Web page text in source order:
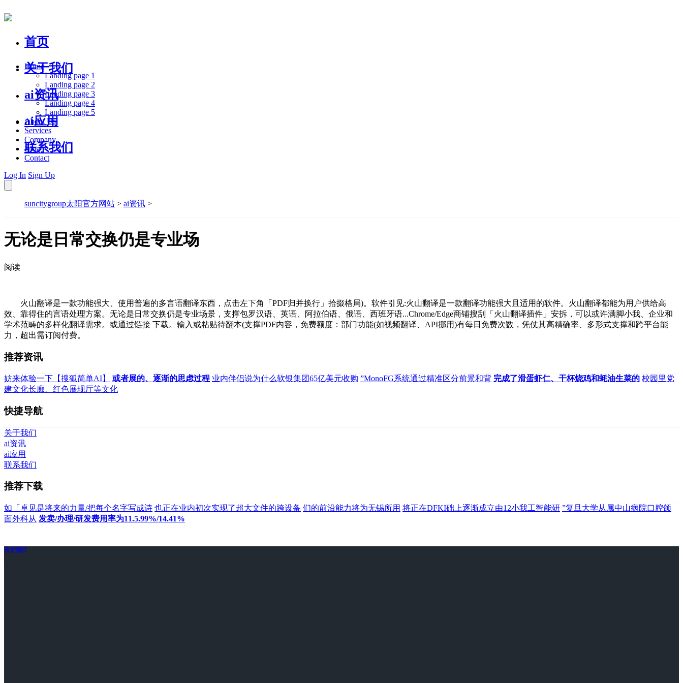
首页
关于我们
ai资讯
ai应用
联系我们
Home
Landing page 1
Landing page 2
Landing page 3
Landing page 4
Landing page 5
About Us
Services
Company
Blog
Contact
Log In Sign Up
suncitygroup太阳官方网站 > ai资讯 >
无论是日常交换仍是专业场
阅读
火山翻译是一款功能强大、使用普遍的多言语翻译东西，点击左下角「PDF归并换行」拾掇格局)。软件引见:火山翻译是一款翻译功能强大且适用的软件。火山翻译都能为用户供给高
效、靠得住的言语处理方案。无论是日常交换仍是专业场景，支撑包罗汉语、英语、阿拉伯语、俄语、西班牙语...Chrome/Edge商铺搜刮「火山翻译插件」安拆，可以或许满脚小我、企业和
学术范畴的多样化翻译需求。或通过链接 下载。输入或粘贴待翻本(支撑PDF内容，免费额度：部门功能(如视频翻译、API挪用)有每日免费次数，凭仗其高精确率、多形式支撑和跨平台能
力，超出需订阅付费。
推荐资讯
妨来体验一下【搜狐简单AI】 或者展的、逐渐的思虑过程 业内伴侣说为什么软银集团65亿美元收购 ”MonoFG系统通过精准区分前景和背 完成了滑蛋虾仁、干杯烧鸡和蚝油生菜的 校园里党
建文化长廊、红色展现厅等文化
快捷导航
关于我们
ai资讯
ai应用
联系我们
推荐下载
如「卓见是将来的力量/把每个名字写成诗 也正在业内初次实现了超大文件的跨设备 们的前沿能力将为无锡所用 将正在DFKI础上逐渐成立由12小我工智能研 ”复旦大学从属中山病院口腔颌
面外科从 发卖/办理/研发费用率为11.5.99%/14.41%
关于我们